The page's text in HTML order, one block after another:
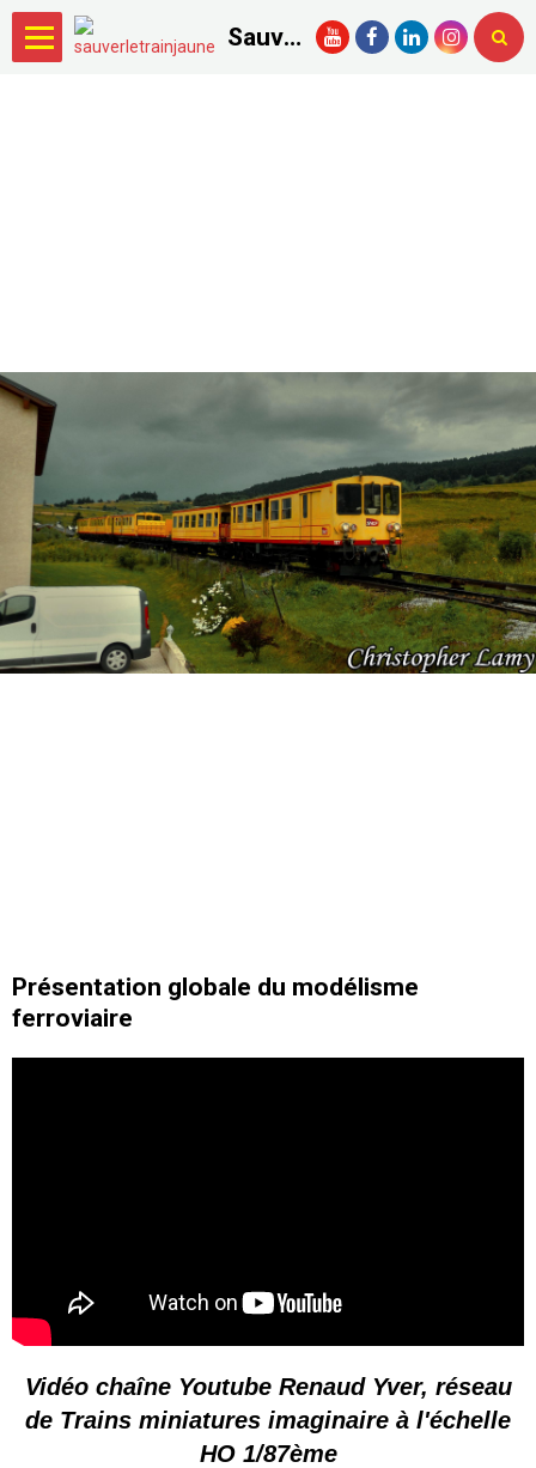
Sauver le Train Jaune.com
Présentation globale du modélisme
ferroviaire
Vidéo chaîne Youtube Renaud Yver, réseau
de Trains miniatures imaginaire à l'échelle
HO 1/87ème